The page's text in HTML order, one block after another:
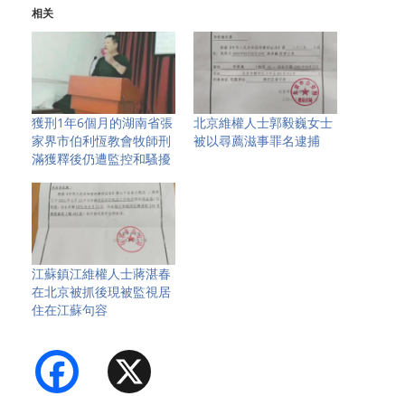
相关
獲刑1年6個月的湖南省張
家界市伯利恆教會牧師刑
滿獲釋後仍遭監控和騷擾
北京維權人士郭毅巍女士
被以尋薦滋事罪名逮捕
江蘇鎮江維權人士蔣湛春
在北京被抓後現被監視居
住在江蘇句容
Facebook